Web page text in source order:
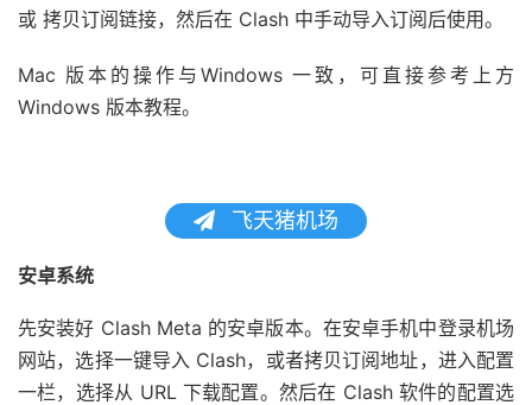
或 拷贝订阅链接，然后在 Clash 中手动导入订阅后使用。
Mac 版本的操作与Windows 一致，可直接参考上方
Windows 版本教程。
飞天猪机场
安卓系统
先安装好 Clash Meta 的安卓版本。在安卓手机中登录机场
网站，选择一键导入 Clash，或者拷贝订阅地址，进入配置
一栏，选择从 URL 下载配置。然后在 Clash 软件的配置选